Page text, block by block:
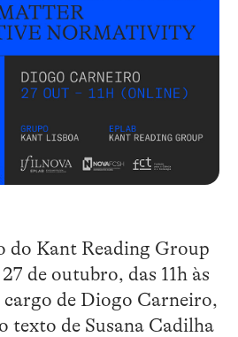
do Kant Reading Group
de outubro, das 11h às
cargo de Diogo Carneiro,
texto de Susana Cadilha